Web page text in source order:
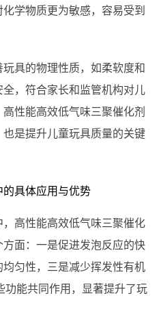
学物质更为敏感，容易受到
具的物理性质，如柔软度和
，符合家长和监管机构对儿
性能高效低气味三聚催化剂
是提升儿童玩具质量的关键
的具体应用与优势
高性能高效低气味三聚催化
面：一是促进发泡反应的快
匀性，三是减少挥发性有机
功能共同作用，显著提升了玩